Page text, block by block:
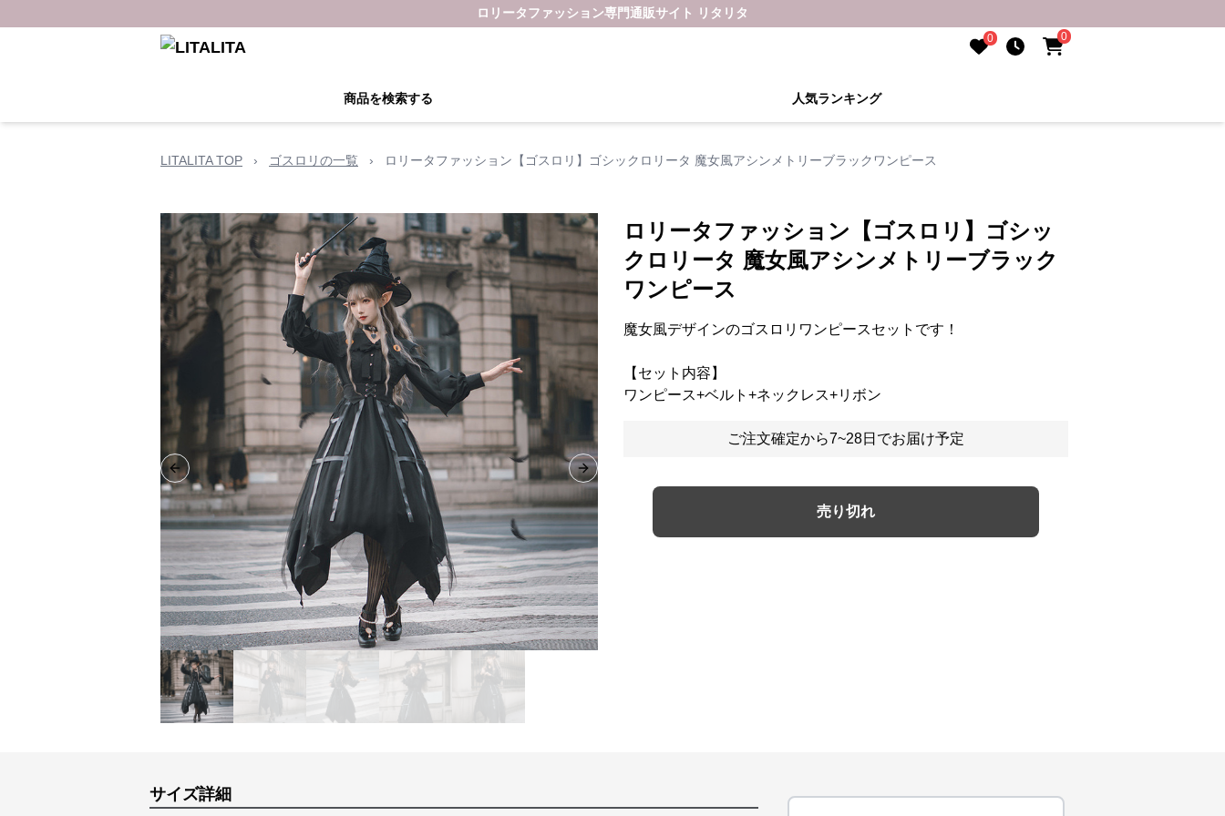
ロリータファッション専門通販サイト リタリタ
0 0
商品を検索する 人気ランキング
LITALITA TOP › ゴスロリの一覧 › ロリータファッション【ゴスロリ】ゴシックロリータ 魔女風アシンメトリーブラックワンピース
Previous slide Next slide
ロリータファッション【ゴスロリ】ゴシッ
クロリータ 魔女風アシンメトリーブラック
ワンピース
魔女風デザインのゴスロリワンピースセットです！
【セット内容】
ワンピース+ベルト+ネックレス+リボン
ご注文確定から7~28日でお届け予定
売り切れ
サイズ詳細